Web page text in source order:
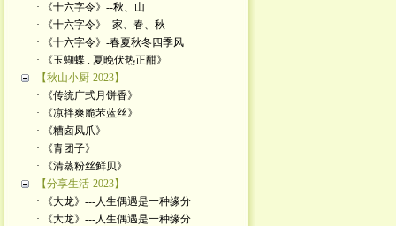
· 《十六字令》--秋、山
· 《十六字令》- 家、春、秋
· 《十六字令》-春夏秋冬四季风
· 《玉蝴蝶 . 夏晚伏热正酣》
【秋山小厨-2023】
· 《传统广式月饼香》
· 《凉拌爽脆苤蓝丝》
· 《糟卤凤爪》
· 《青团子》
· 《清蒸粉丝鲜贝》
【分享生活-2023】
· 《大龙》---人生偶遇是一种缘分
· 《大龙》---人生偶遇是一种缘分